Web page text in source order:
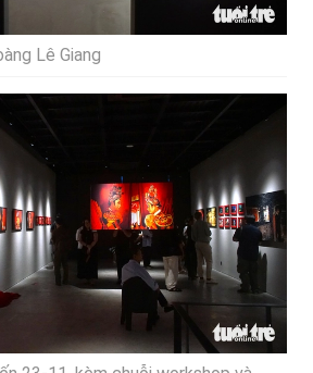
Lê Giang